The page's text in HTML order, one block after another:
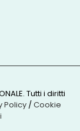
Tutti i diritti
Policy/ Cookie